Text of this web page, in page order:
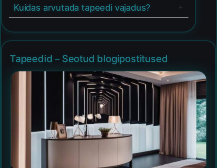
Kuidas arvutada tapeedi vajadus?
Tapeedid – Seotud blogipostitused